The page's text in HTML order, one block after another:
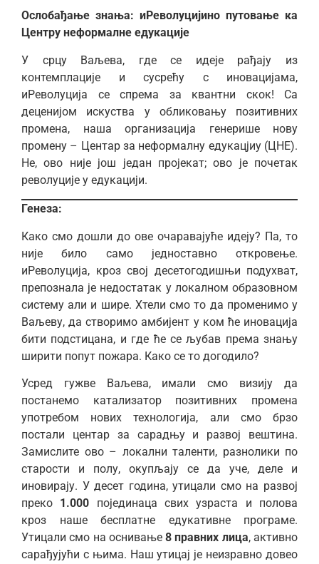
Ослобађање знања: иРеволуцијино путовање ка
Центру неформалне едукације
У срцу Ваљева, где се идеје рађају из
контемплације и сусрећу с иновацијама,
иРеволуција се спрема за квантни скок! Са
деценијом искуства у обликовању позитивних
промена, наша организација генерише нову
промену – Центар за неформалну едукацјиу (ЦНЕ).
Не, ово није још један пројекат; ово је почетак
револуције у едукацији.
Генеза:
Како смо дошли до ове очаравајуће идеју? Па, то
није било само једноставно откровење.
иРеволуција, кроз свој десетогодишњи подухват,
препознала је недостатак у локалном образовном
систему али и шире. Хтели смо то да променимо у
Ваљеву, да створимо амбијент у ком ће иновација
бити подстицана, и где ће се љубав према знању
ширити попут пожара. Како се то догодило?
Усред гужве Ваљева, имали смо визију да
постанемо катализатор позитивних промена
употребом нових технологија, али смо брзо
постали центар за сарадњу и развој вештина.
Замислите ово – локални таленти, разнолики по
старости и полу, окупљају се да уче, деле и
иновирају. У десет година, утицали смо на развој
преко 1.000 појединаца свих узраста и полова
кроз наше бесплатне едукативне програме.
Утицали смо на оснивање8 правних лица, активно
сарађујући с њима. Наш утицај је неизравно довео